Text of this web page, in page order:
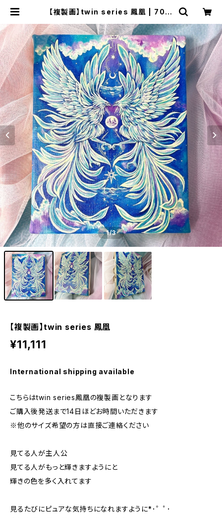
【複製画】twin series 鳳凰 | 70m
1/3
【複製画】twin series 鳳凰
¥11,111
International shipping available
こちらはtwin series鳳凰の複製画となります
ご購入後発送まで14日ほどお時間いただきます
※他のサイズ希望の方は直接ご連絡ください
見てる人が主人公
見てる人がもっと輝きますようにと
輝きの色を多く入れてます
見るたびにピュアな気持ちになれますように*･゜ﾟ･